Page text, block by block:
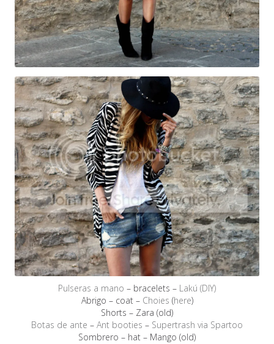
Pulseras a mano – bracelets – Lakú (DIY)
Abrigo – coat – Choies (here)
Shorts – Zara (old)
Botas de ante – Ant booties – Supertrash via Spartoo
Sombrero – hat – Mango (old)